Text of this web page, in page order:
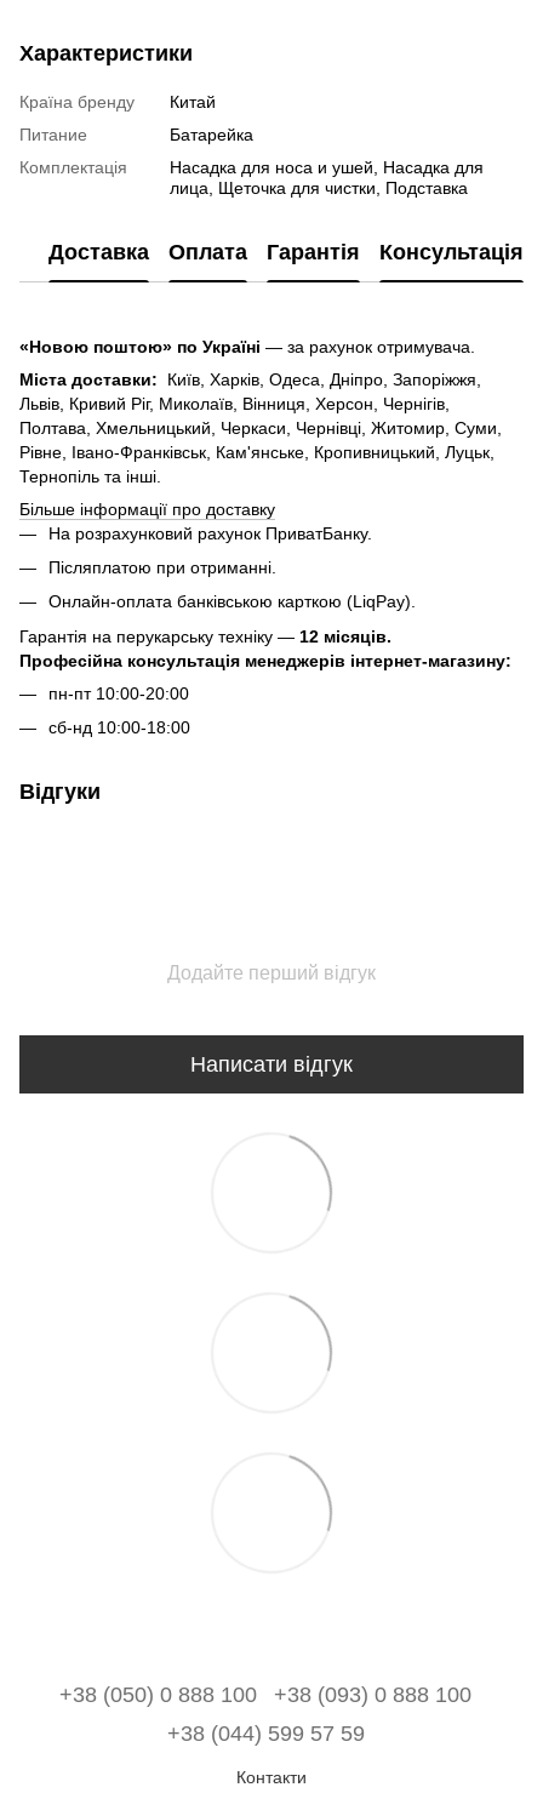
Характеристики
Країна бренду
Китай
Питание
Батарейка
Комплектація
Насадка для носа и ушей, Насадка для
лица, Щеточка для чистки, Подставка
Доставка Оплата Гарантія Консультація
«Новою поштою» по Україні — за рахунок отримувача.
Міста доставки: Київ, Харків, Одеса, Дніпро, Запоріжжя,
Львів, Кривий Ріг, Миколаїв, Вінниця, Херсон, Чернігів,
Полтава, Хмельницький, Черкаси, Чернівці, Житомир, Суми,
Рівне, Івано-Франківськ, Кам'янське, Кропивницький, Луцьк,
Тернопіль та інші.
Більше інформації про доставку
На розрахунковий рахунок ПриватБанку.
Післяплатою при отриманні.
Онлайн-оплата банківською карткою (LiqPay).
Гарантія на перукарську техніку — 12 місяців.
Професійна консультація менеджерів інтернет-магазину:
пн-пт 10:00-20:00
сб-нд 10:00-18:00
Відгуки
Додайте перший відгук
Написати відгук
+38 (050) 0 888 100
+38 (093) 0 888 100
+38 (044) 599 57 59
Контакти